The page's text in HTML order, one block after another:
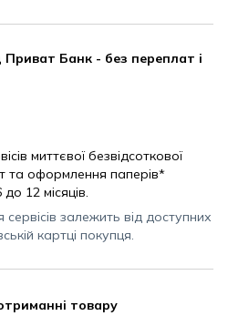
миттєвої безвідсоткової
та оформлення паперів*
12 місяців.
залежить від доступних
картці покупця.